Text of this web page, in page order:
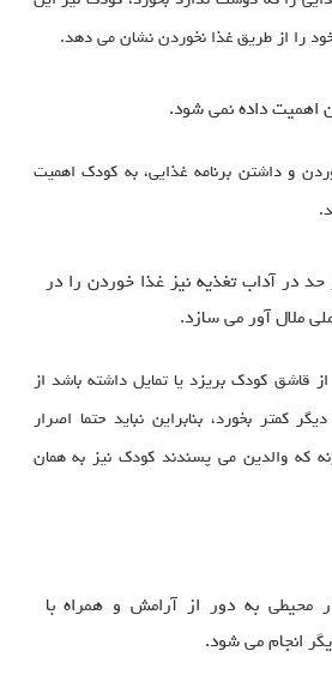
را از طریق غذا نخوردن نشان می دهد.
و داشتن برنامه غذایی، به کودک اهمیت
در آداب تغذیه نیز غذا خوردن را در
ملال آور می سازد.
قاشق کودک بریزد یا تمایل داشته باشد از
کمتر بخورد، بنابراین نباید حتما اصرار
که والدین می پسندند کودک نیز به همان
محیطی به دور از آرامش و همراه با
انجام می شود.